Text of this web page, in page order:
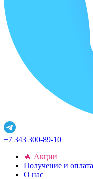
+7 343 300-89-10
🔥 Акции
Получение и оплата
О нас